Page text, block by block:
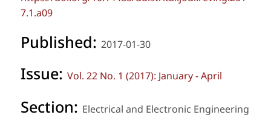
7.1.a09
Published: 2017-01-30
Issue: Vol. 22 No. 1 (2017): January - April
Section: Electrical and Electronic Engineering